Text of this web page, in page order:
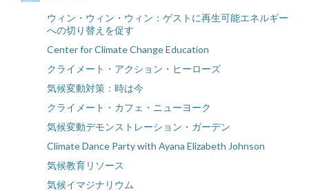
ウィン・ウィン・ウィン：ゲストに再生可能エネルギー
への切り替えを促す
Center for Climate Change Education
クライメート・アクション・ヒーローズ
気候変動対策：時は今
クライメート・カフェ・ニューヨーク
気候変動デモンストレーション・ガーデン
Climate Dance Party with Ayana Elizabeth Johnson
気候教育リソース
気候イマジナリウム